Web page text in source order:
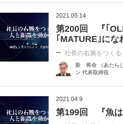
2021.05.14
第200回 『｢
｢MATURE｣にな
社長の右腕をつく
新 将命 （あたら
ン 代表取締役
2021.04.9
第199回 『魚は